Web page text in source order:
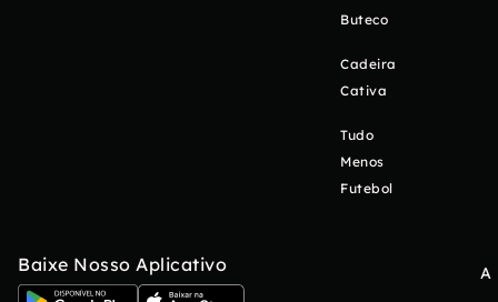
Buteco
Cadeira
Cativa
Tudo
Menos
Futebol
Baixe Nosso Aplicativo
A